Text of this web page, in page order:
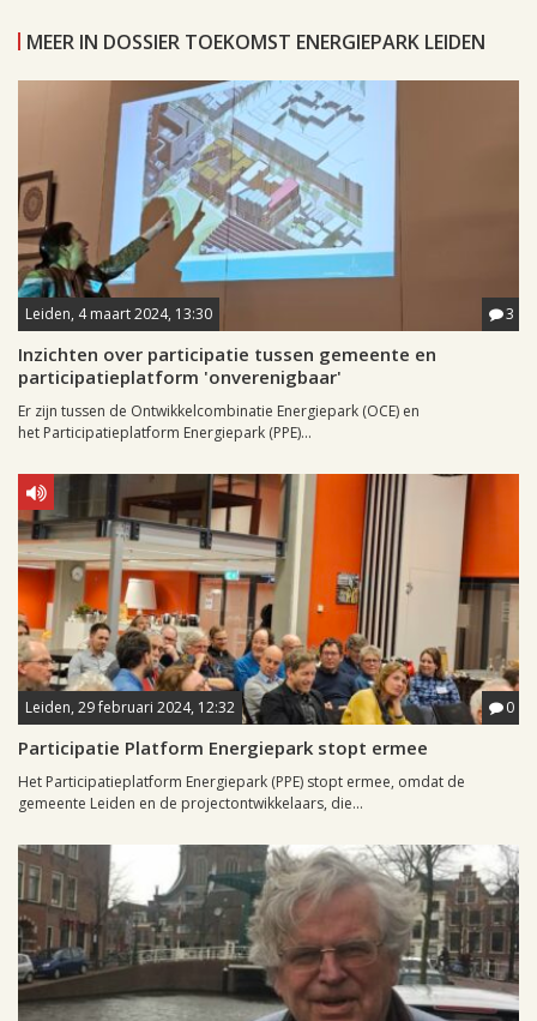
MEER IN DOSSIER TOEKOMST ENERGIEPARK LEIDEN
Leiden, 4 maart 2024, 13:30 3
Inzichten over participatie tussen gemeente en
participatieplatform 'onverenigbaar'
Er zijn tussen de Ontwikkelcombinatie Energiepark (OCE) en
het Participatieplatform Energiepark (PPE)...
Leiden, 29 februari 2024, 12:32 0
Participatie Platform Energiepark stopt ermee
Het Participatieplatform Energiepark (PPE) stopt ermee, omdat de
gemeente Leiden en de projectontwikkelaars, die...